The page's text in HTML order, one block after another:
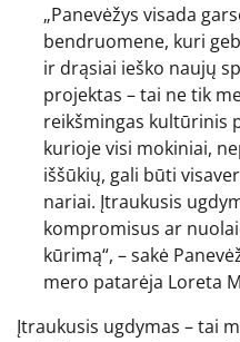
„Panevėžys visada
bendruomene, kuri
ir drąsiai ieško naujų
projektas – tai ne tik
reikšmingas kultūrinis
kurioje visi mokiniai,
iššūkių, gali būti
nariai. Įtraukusis
kompromisus ar
kūrimą“, – sakė
mero patarėja Loreta
Įtraukusis ugdymas – tai